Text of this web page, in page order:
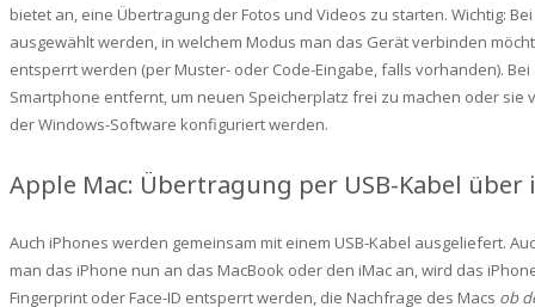
bietet an, eine Übertragung der Fotos und Videos zu starten. Wichtig:
ausgewählt werden, in welchem Modus man das Gerät verbinden
entsperrt werden (per Muster- oder Code-Eingabe, falls vorhanden).
Smartphone entfernt, um neuen Speicherplatz frei zu machen oder
der Windows-Software konfiguriert werden.
Apple Mac: Übertragung per USB-Kabel über
Auch iPhones werden gemeinsam mit einem USB-Kabel ausgeliefert.
man das iPhone nun an das MacBook oder den iMac an, wird das
Fingerprint oder Face-ID entsperrt werden, die Nachfrage des Macs ob